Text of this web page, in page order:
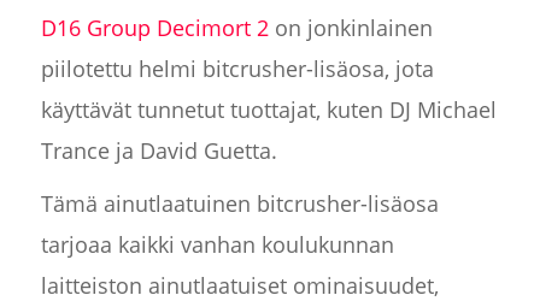
D16 Group Decimort 2on jonkinlainen
piilotettu helmi bitcrusher-lisäosa, jota
käyttävät tunnetut tuottajat, kuten DJ Michael
Trance ja David Guetta.
Tämä ainutlaatuinen bitcrusher-lisäosa
tarjoaa kaikki vanhan koulukunnan
laitteiston ainutlaatuiset ominaisuudet,